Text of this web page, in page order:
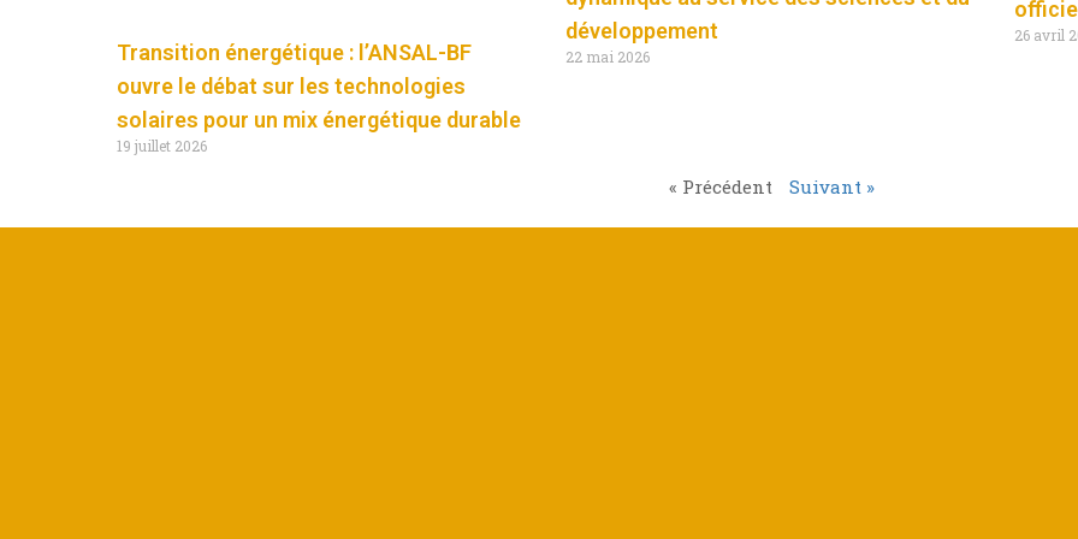
Transition énergétique : l’ANSAL-BF
ouvre le débat sur les technologies
solaires pour un mix énergétique durable
19 juillet 2026
développement
22 mai 2026
26 avril
« Précédent Suivant »